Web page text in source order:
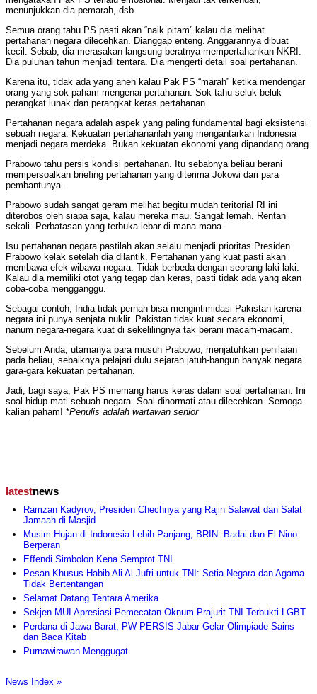
menunjukkan dia pemarah, dsb.
Semua orang tahu PS pasti akan “naik pitam” kalau dia melihat
pertahanan negara dilecehkan. Dianggap enteng. Anggarannya dibuat
kecil. Sebab, dia merasakan langsung beratnya mempertahankan NKRI.
Dia puluhan tahun menjadi tentara. Dia mengerti detail soal pertahanan.
Karena itu, tidak ada yang aneh kalau Pak PS “marah” ketika mendengar
orang yang sok paham mengenai pertahanan. Sok tahu seluk-beluk
perangkat lunak dan perangkat keras pertahanan.
Pertahanan negara adalah aspek yang paling fundamental bagi eksistensi
sebuah negara. Kekuatan pertahananlah yang mengantarkan Indonesia
menjadi negara merdeka. Bukan kekuatan ekonomi yang dipandang orang.
Prabowo tahu persis kondisi pertahanan. Itu sebabnya beliau berani
mempersoalkan briefing pertahanan yang diterima Jokowi dari para
pembantunya.
Prabowo sudah sangat geram melihat begitu mudah teritorial RI ini
diterobos oleh siapa saja, kalau mereka mau. Sangat lemah. Rentan
sekali. Perbatasan yang terbuka lebar di mana-mana.
Isu pertahanan negara pastilah akan selalu menjadi prioritas Presiden
Prabowo kelak setelah dia dilantik. Pertahanan yang kuat pasti akan
membawa efek wibawa negara. Tidak berbeda dengan seorang laki-laki.
Kalau dia memiliki otot yang tegap dan keras, pasti tidak ada yang akan
coba-coba mengganggu.
Sebagai contoh, India tidak pernah bisa mengintimidasi Pakistan karena
negara ini punya senjata nuklir. Pakistan tidak kuat secara ekonomi,
nanum negara-negara kuat di sekelilingnya tak berani macam-macam.
Sebelum Anda, utamanya para musuh Prabowo, menjatuhkan penilaian
pada beliau, sebaiknya pelajari dulu sejarah jatuh-bangun banyak negara
gara-gara kekuatan pertahanan.
Jadi, bagi saya, Pak PS memang harus keras dalam soal pertahanan. Ini
soal hidup-mati sebuah negara. Soal dihormati atau dilecehkan. Semoga
kalian paham! *Penulis adalah wartawan senior
latestnews
Ramzan Kadyrov, Presiden Chechnya yang Rajin Salawat dan Salat
Jamaah di Masjid
Musim Hujan di Indonesia Lebih Panjang, BRIN: Badai dan El Nino
Berperan
Effendi Simbolon Kena Semprot TNI
Pesan Khusus Habib Ali Al-Jufri untuk TNI: Setia Negara dan Agama
Tidak Bertentangan
Selamat Datang Tentara Amerika
Sekjen MUI Apresiasi Pemecatan Oknum Prajurit TNI Terbukti LGBT
Perdana di Jawa Barat, PW PERSIS Jabar Gelar Olimpiade Sains
dan Baca Kitab
Purnawirawan Menggugat
News Index »